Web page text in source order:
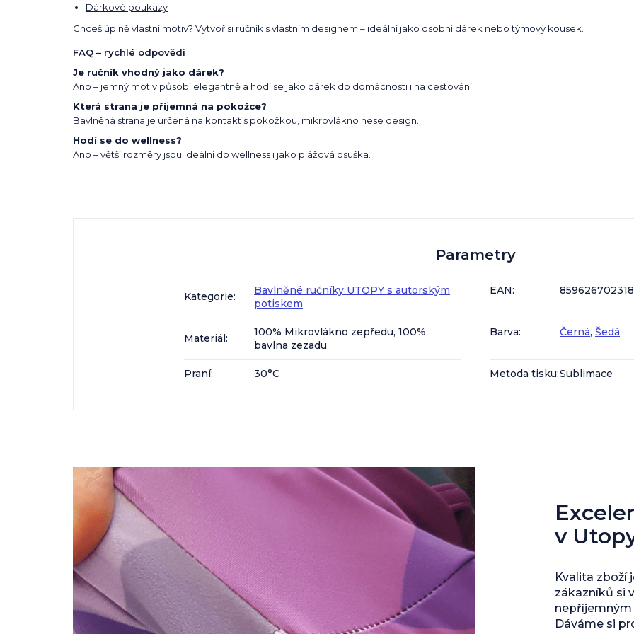
Dárkové poukazy
Chceš úplně vlastní motiv? Vytvoř si ručník s vlastním designem – ideální jako osobní dárek nebo týmový kousek.
FAQ – rychlé odpovědi
Je ručník vhodný jako dárek?
Ano – jemný motiv působí elegantně a hodí se jako dárek do domácnosti i na cestování.
Která strana je příjemná na pokožce?
Bavlněná strana je určená na kontakt s pokožkou, mikrovlákno nese design.
Hodí se do wellness?
Ano – větší rozměry jsou ideální do wellness i jako plážová osuška.
Parametry
Kategorie:
Bavlněné ručníky UTOPY s autorským
potiskem
EAN:
Materiál:
100% Mikrovlákno zepředu, 100%
bavlna zezadu
Barva: Černá, Šedá
Praní: 30°C Metoda tisku:Sublimace
v
Kvalita zboží
zákazníků si
Dáváme si